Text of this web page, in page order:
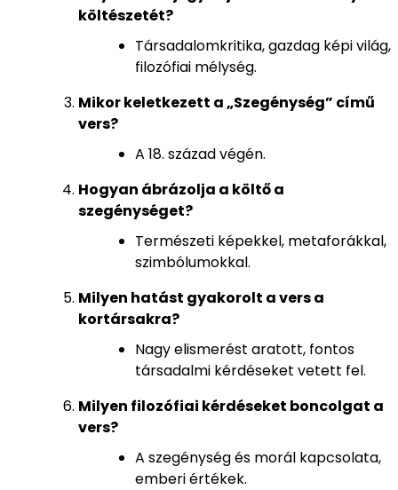
költészetét?
Társadalomkritika, gazdag képi világ,
filozófiai mélység.
Mikor keletkezett a „Szegénység” című
vers?
A 18. század végén.
Hogyan ábrázolja a költő a
szegénységet?
Természeti képekkel, metaforákkal,
szimbólumokkal.
Milyen hatást gyakorolt a vers a
kortársakra?
Nagy elismerést aratott, fontos
társadalmi kérdéseket vetett fel.
Milyen filozófiai kérdéseket boncolgat a
vers?
A szegénység és morál kapcsolata,
emberi értékek.